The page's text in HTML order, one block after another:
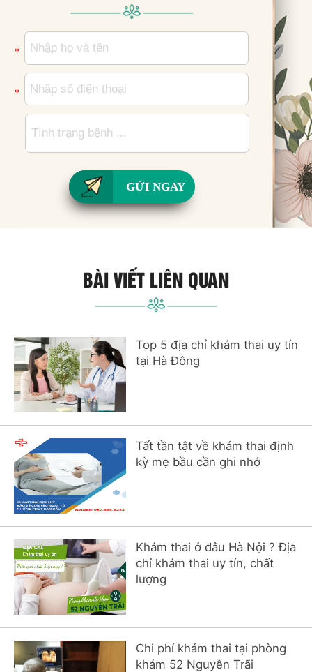
*
*
GỬI NGAY
BÀI VIẾT LIÊN QUAN
Top 5 địa chỉ khám thai uy tín
tại Hà Đông
Tất tần tật về khám thai định
kỳ mẹ bầu cần ghi nhớ
Khám thai ở đâu Hà Nội ? Địa
chỉ khám thai uy tín, chất
lượng
Chi phí khám thai tại phòng
khám 52 Nguyễn Trãi